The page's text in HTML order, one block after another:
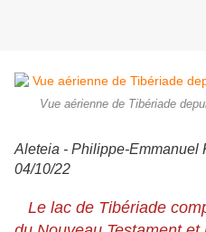
Vue aérienne de Tibériade
Aleteia - Philippe-Emmanuel
04/10/22
Le lac de Tibériade